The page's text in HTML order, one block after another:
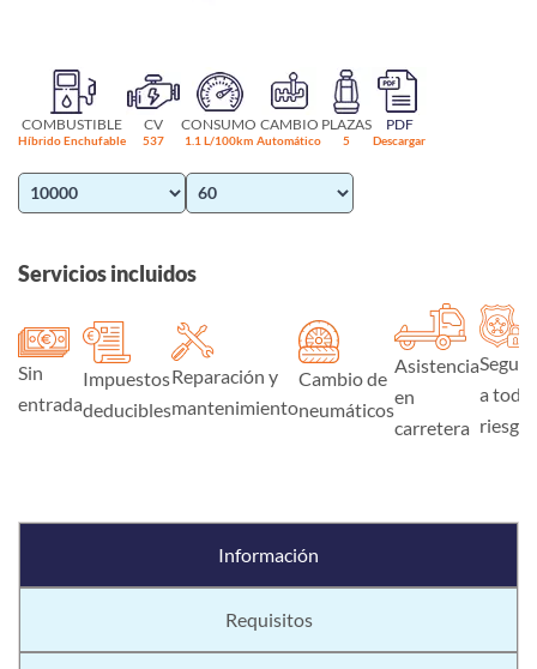
COMBUSTIBLE
Híbrido Enchufable
CV
537
CONSUMO
1.1 L/100km
CAMBIO
Automático
PLAZAS
5
PDF
Descargar
Servicios incluidos
Sin
entrada
Impuestos
deducibles
Reparación y
mantenimiento
Cambio de
neumáticos
Asistencia
en
carretera
Seguro
a todo
riesgo
Información
Requisitos